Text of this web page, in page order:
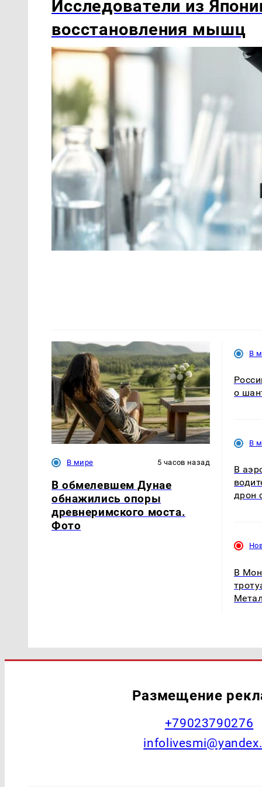
Исследователи из
восстановления мышц
В мире 5 часов назад
В обмелевшем Дунае
обнажились опоры
древнеримского моста.
Фото
В
о
В
В
дрон
В
Размещение
+79023790276